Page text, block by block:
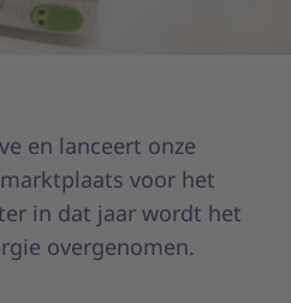
en lanceert onze
voor het
in dat jaar wordt het
overgenomen.